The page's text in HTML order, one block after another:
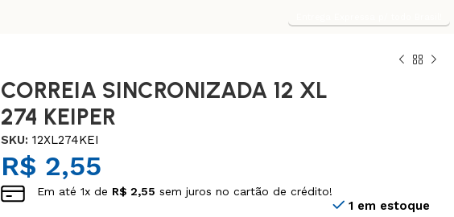
CORREIA SINCRONIZADA 12 XL
274 KEIPER
SKU:12XL274KEI
R$ 2,55
Em até1x de R$ 2,55 sem juros no cartão de crédito!
1 em estoque